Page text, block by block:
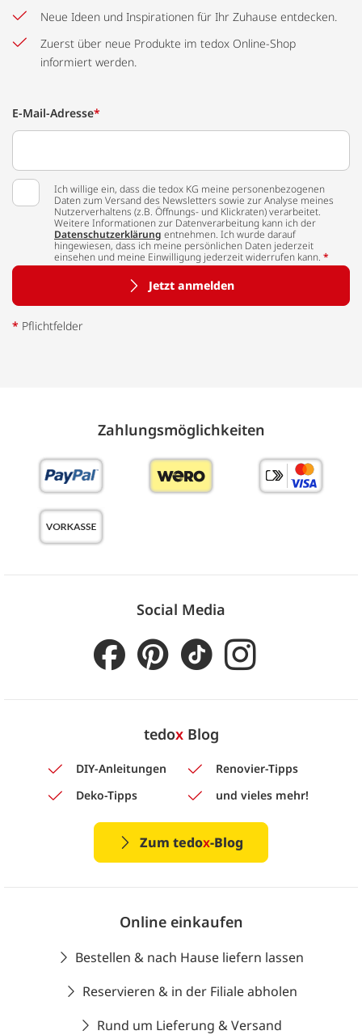
Neue Ideen und Inspirationen für Ihr Zuhause entdecken.
Zuerst über neue Produkte im tedox Online-Shop
informiert werden.
E-Mail-Adresse*
Ich willige ein, dass die tedox KG meine personenbezogenen
Daten zum Versand des Newsletters sowie zur Analyse meines
Nutzerverhaltens (z.B. Öffnungs- und Klickraten) verarbeitet.
Weitere Informationen zur Datenverarbeitung kann ich der
Datenschutzerklärung entnehmen. Ich wurde darauf
hingewiesen, dass ich meine persönlichen Daten jederzeit
einsehen und meine Einwilligung jederzeit widerrufen kann. *
Jetzt anmelden
* Pflichtfelder
Zahlungs­möglich­keiten
Social Media
tedoxBlog
DIY-Anleitungen
Renovier-Tipps
Deko-Tipps
und vieles mehr!
Zum tedox-Blog
Online einkaufen
Bestellen & nach Hause liefern lassen
Reservieren & in der Filiale abholen
Rund um Lieferung & Versand